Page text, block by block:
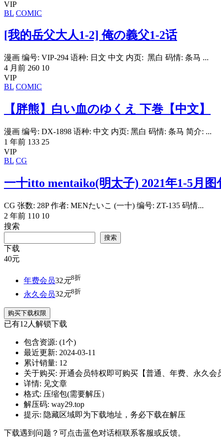
VIP
BL COMIC
[我的岳父大人1-2] 俺の義父1-2话
漫画 编号: VIP-294 语种: 日文 中文 内页: 黑白 码情: 条马 ...
4 月前 260 10
VIP
BL COMIC
【胖熊】白い血のゆくえ 下巻【中文】
漫画 编号: DX-1898 语种: 中文 内页: 黑白 码情: 条马 简介: ...
1 年前 133 25
VIP
BL CG
一十itto mentaiko(明太子) 2021年1-5月图
CG 张数: 28P 作者: MENたいこ (一十) 编号: ZT-135 码情...
2 年前 110 10
搜索
搜索
下载
40元
年费会员32 元8折
永久会员32元8折
购买下载权限
已有12人解锁下载
包含资源: (1个)
最近更新: 2024-03-11
累计销量: 12
关于购买: 开通会员特权即可购买【普通、年费、永久会
详情: 见文章
格式: 压缩包(需要解压）
解压码: way29.top
提示: 隐藏区域即为下载地址，务必下载在解压
下载遇到问题？可点击蓝色对话框联系客服或反馈。